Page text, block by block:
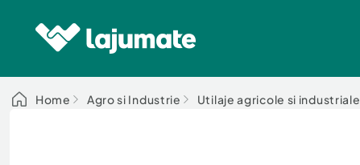
Home Agro si Industrie Utilaje agricole si industriale